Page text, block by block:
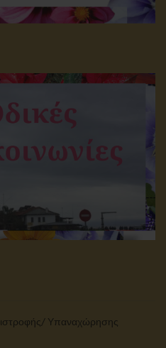
Υπαναχώρησης